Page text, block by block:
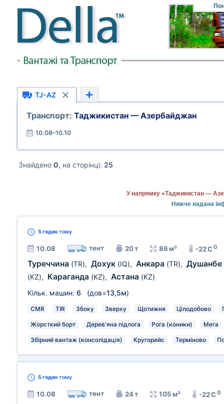
TJ-AZ
Транспорт: Таджикистан — Азербайджан
10.08–10.10
Знайдено 0, на сторінці: 25
У напрямку «Таджикистан —
Нижче надана
5 годин тому
10.08 тент 20 т 86 м³ -22 C0
Туреччина (TR), Дохук (IQ), Анкара (TR), Душанбе
(KZ), Караганда (KZ), Астана (KZ)
Кільк. машин: 6 (дов=13,5м)
CMR TIR Збоку Зверху Щотижня Цілодобово
Жорсткий борт Дерев'яна підлога Рога (коники) Мега
Збірний вантаж (консолідація) Кругорейс Терміново
5 годин тому
10.08 тент 24 т 105 м³ -22 C0